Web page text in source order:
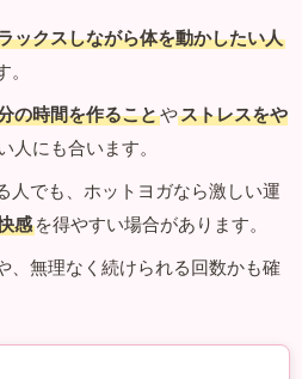
ックスしながら体を動かしたい人
の時間を作ることやストレスをや
人にも合います。
人でも、ホットヨガなら激しい運
感 を得やすい場合があります。
、無理なく続けられる回数かも確